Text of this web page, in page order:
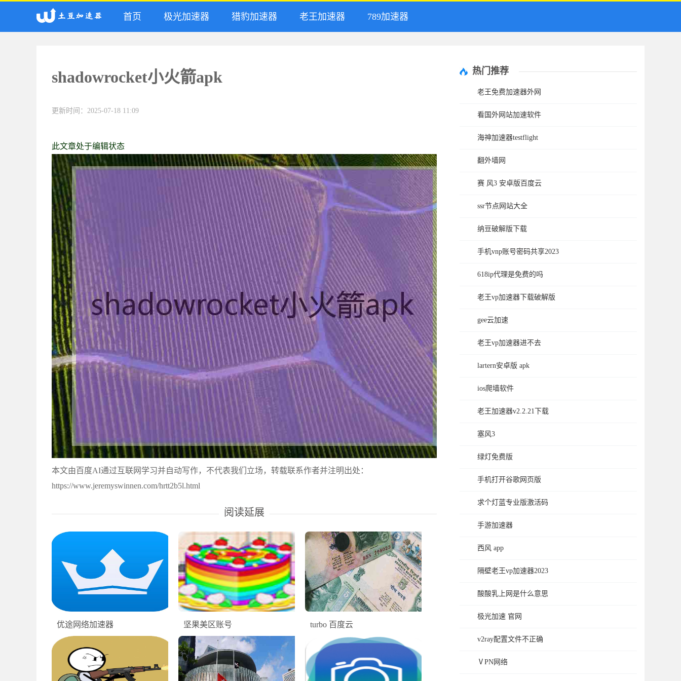
首页 极光加速器 猎豹加速器 老王加速器 789加速器
shadowrocket小火箭apk
更新时间：2025-07-18 11:09
此文章处于编辑状态
本文由百度AI通过互联网学习并自动写作，不代表我们立场，转载联系作者并注明出处：
https://www.jeremyswinnen.com/hrtt2b5l.html
阅读延展
优途网络加速器 坚果美区账号 turbo 百度云
热门推荐
老王免费加速器外网
看国外网站加速软件
海神加速器testflight
翻外墙网
赛 风3 安卓版百度云
ssr节点网站大全
纳豆破解版下载
手机vnp账号密码共享2023
618ip代理是免费的吗
老王vp加速器下载破解版
gee云加速
老王vp加速器进不去
lartern安卓版 apk
ios爬墙软件
老王加速器v2.2.21下载
塞风3
绿灯免费版
手机打开谷歌网页版
求个灯蓝专业版激活码
手游加速器
西风 app
隔壁老王vp加速器2023
酸酸乳上网是什么意思
极光加速 官网
v2ray配置文件不正确
ⅤPN网络